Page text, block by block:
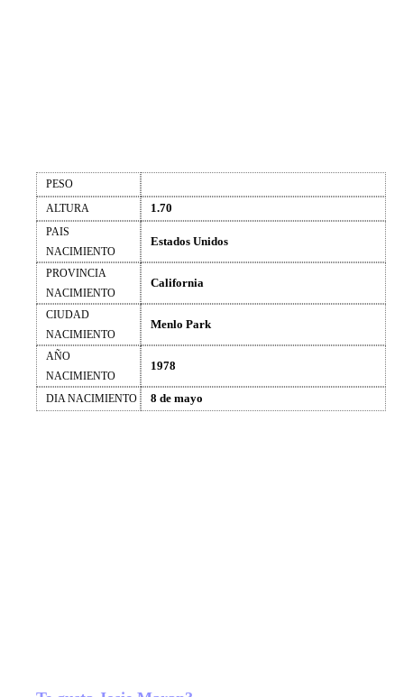
PESO
ALTURA
1.70
PAIS
NACIMIENTO
Estados Unidos
PROVINCIA
NACIMIENTO
California
CIUDAD
NACIMIENTO
Menlo Park
AÑO
NACIMIENTO
1978
DIA NACIMIENTO 8 de mayo